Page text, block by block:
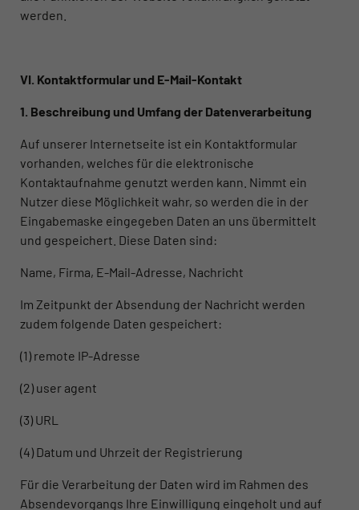
werden.
VI. Kontaktformular und E-Mail-Kontakt
1. Beschreibung und Umfang der Datenverarbeitung
Auf unserer Internetseite ist ein Kontaktformular
vorhanden, welches für die elektronische
Kontaktaufnahme genutzt werden kann. Nimmt ein
Nutzer diese Möglichkeit wahr, so werden die in der
Eingabemaske eingegeben Daten an uns übermittelt
und gespeichert. Diese Daten sind:
Name, Firma, E-Mail-Adresse, Nachricht
Im Zeitpunkt der Absendung der Nachricht werden
zudem folgende Daten gespeichert:
(1) remote IP-Adresse
(2) user agent
(3) URL
(4) Datum und Uhrzeit der Registrierung
Für die Verarbeitung der Daten wird im Rahmen des
Absendevorgangs Ihre Einwilligung eingeholt und auf